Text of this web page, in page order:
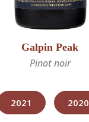
Galpin Peak
Pinot noir
2021 2020